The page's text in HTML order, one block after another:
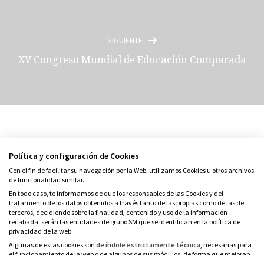
SIGUIENTE
XV Congreso Mundial de Educación Comparada
© Grupo SM
Condiciones de uso
Política de privacidad
Política y configuración de Cookies
Con el fin de facilitar su navegación por la Web, utilizamos Cookies u otros archivos
de funcionalidad similar.
En todo caso, te informamos de que los responsables de las Cookies y del
tratamiento de los datos obtenidos a través tanto de las propias como de las de
terceros, decidiendo sobre la finalidad, contenido y uso de la información
recabada, serán las entidades de grupo SM que se identifican en la política de
privacidad de la web.
Algunas de estas cookies son de índole estrictamente técnica, necesarias para